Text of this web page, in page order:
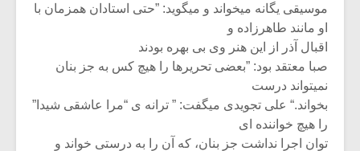
‫موسیقی یگانه میخواند و میگوید‪” :‬حتی استادان همزمان با
او مانند طاهرزاده و‬
‫اقبال آذر از این هنر وی بی بهره بودند
صبا معتقد بود‪” :‬بعضی تحریرها را هیچ کس به جز بنان
نمیتواند درست‬
‫بخواند‪ “.‬علی تجویدی میگفت‪ ” :‬ترانه ی “مرا عاشقی شیدا”
را هیچ خواننده ای‬
‫توان اجرا نداشت جز بنان‪ ،‬که آن را به درستی خواند و